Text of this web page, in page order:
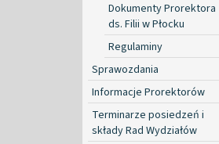
Dokumenty Prorektora
ds. Filii w Płocku
Regulaminy
Sprawozdania
Informacje Prorektorów
Terminarze posiedzeń i
składy Rad Wydziałów